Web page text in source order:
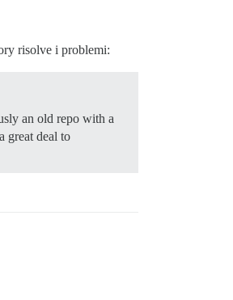
risolve i problemi:
an old repo with a
great deal to